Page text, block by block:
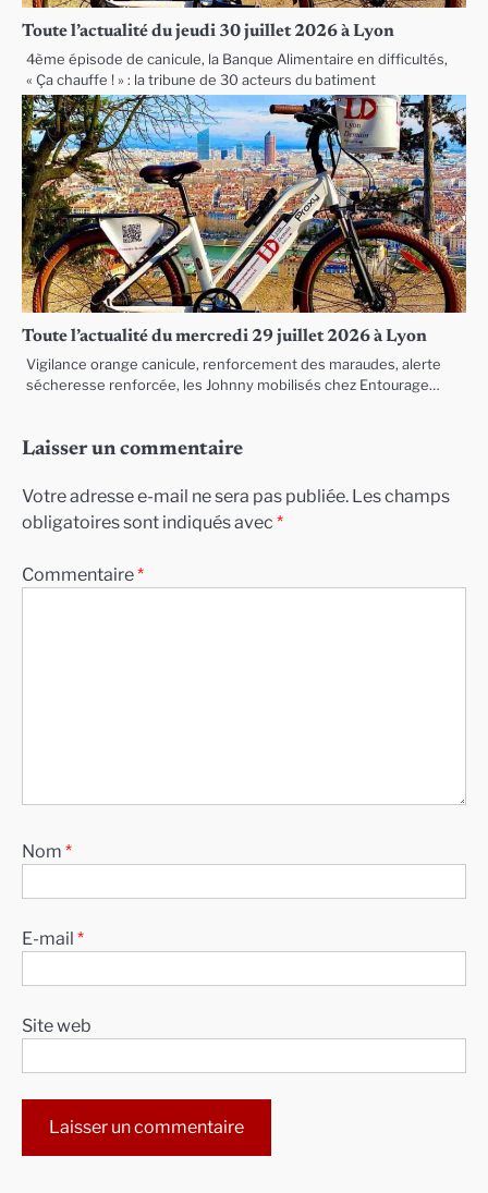
Toute l’actualité du jeudi 30 juillet 2026 à Lyon
4ème épisode de canicule, la Banque Alimentaire en difficultés,
« Ça chauffe ! » : la tribune de 30 acteurs du batiment
Toute l’actualité du mercredi 29 juillet 2026 à Lyon
Vigilance orange canicule, renforcement des maraudes, alerte
sécheresse renforcée, les Johnny mobilisés chez Entourage…
Laisser un commentaire
Votre adresse e-mail ne sera pas publiée. Les champs
obligatoires sont indiqués avec *
Commentaire*
Nom *
E-mail *
Site web